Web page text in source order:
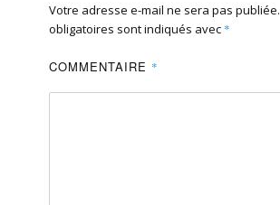
Votre adresse e-mail ne sera pas publiée.
obligatoires sont indiqués avec *
COMMENTAIRE *